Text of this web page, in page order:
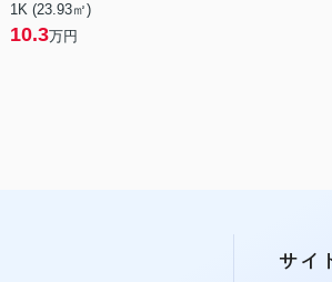
1K (23.93㎡)
10.3万円
サイ